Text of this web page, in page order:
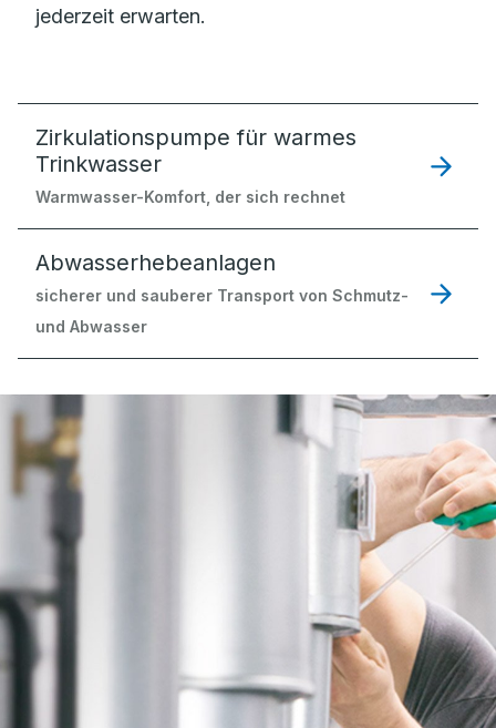
jederzeit erwarten.
Zirkulationspumpe für warmes
Trinkwasser
Warmwasser-Komfort, der sich rechnet
Abwasserhebeanlagen
sicherer und sauberer Transport von Schmutz-
und Abwasser